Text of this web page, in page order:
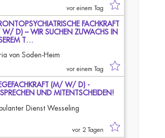
vor einem Tag
FACHKRAFT
D) – WIR SUCHEN ZUWACHS IN
T…
von Soden-Heim
vor einem Tag
(M/ W/ D) -
UND MITENTSCHEIDEN!
Dienst Wesseling
vor 2 Tagen